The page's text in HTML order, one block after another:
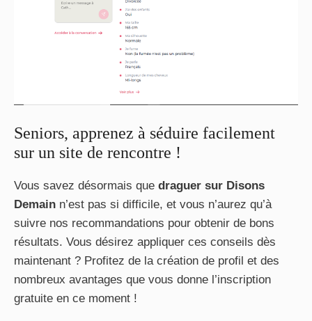
Seniors, apprenez à séduire facilement
sur un site de rencontre !
Vous savez désormais que draguer sur Disons
Demain n’est pas si difficile, et vous n’aurez qu’à
suivre nos recommandations pour obtenir de bons
résultats. Vous désirez appliquer ces conseils dès
maintenant ? Profitez de la création de profil et des
nombreux avantages que vous donne l’inscription
gratuite en ce moment !